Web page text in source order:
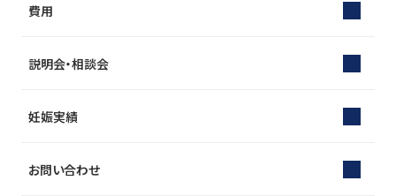
費用
説明会・相談会
妊娠実績
お問い合わせ